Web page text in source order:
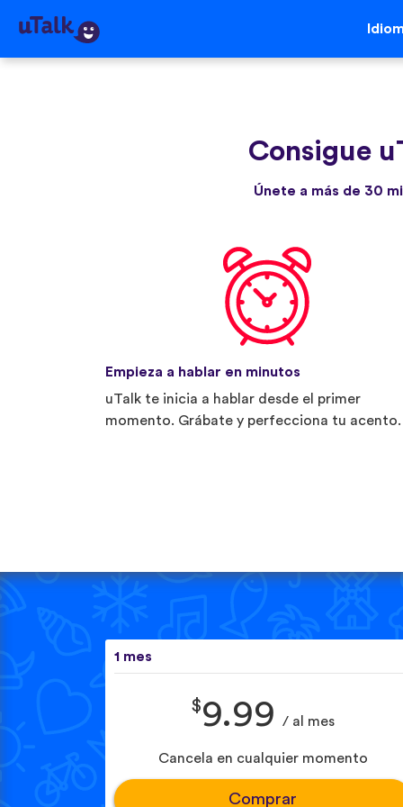
Consigue
Únete a más de 30
Empieza a hablar en minutos
uTalk te inicia a hablar desde el primer
momento. Grábate y perfecciona tu acento.
1 mes
$9.99 / al mes
Cancela en cualquier momento
Comprar